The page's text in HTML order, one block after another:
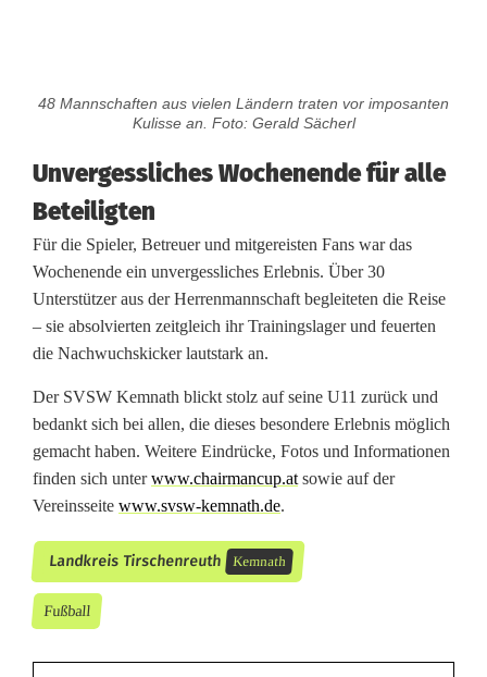
n
a
l
e
F
ß
b
a
l
l
l
u
48 Mannschaften aus vielen Ländern traten vor imposanten
Kulisse an. Foto: Gerald Sächerl
Unvergessliches Wochenende für alle
Beteiligten
Für die Spieler, Betreuer und mitgereisten Fans war das
Wochenende ein unvergessliches Erlebnis. Über 30
Unterstützer aus der Herrenmannschaft begleiteten die Reise
– sie absolvierten zeitgleich ihr Trainingslager und feuerten
die Nachwuchskicker lautstark an.
Der SVSW Kemnath blickt stolz auf seine U11 zurück und
bedankt sich bei allen, die dieses besondere Erlebnis möglich
gemacht haben. Weitere Eindrücke, Fotos und Informationen
finden sich unterwww.chairmancup.at sowie auf der
Vereinsseite www.svsw-kemnath.de.
Landkreis Tirschenreuth Kemnath
Fußball